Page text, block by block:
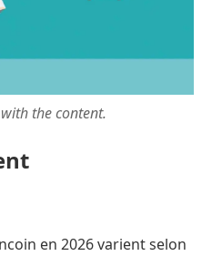
the content.
en 2026 varient selon